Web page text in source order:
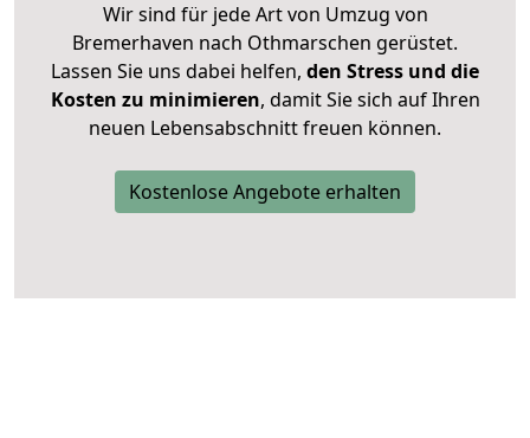
Wir sind für jede Art von Umzug von
Bremerhaven nach Othmarschen gerüstet.
Lassen Sie uns dabei helfen, den Stress und die
Kosten zu minimieren, damit Sie sich auf Ihren
neuen Lebensabschnitt freuen können.
Kostenlose Angebote erhalten